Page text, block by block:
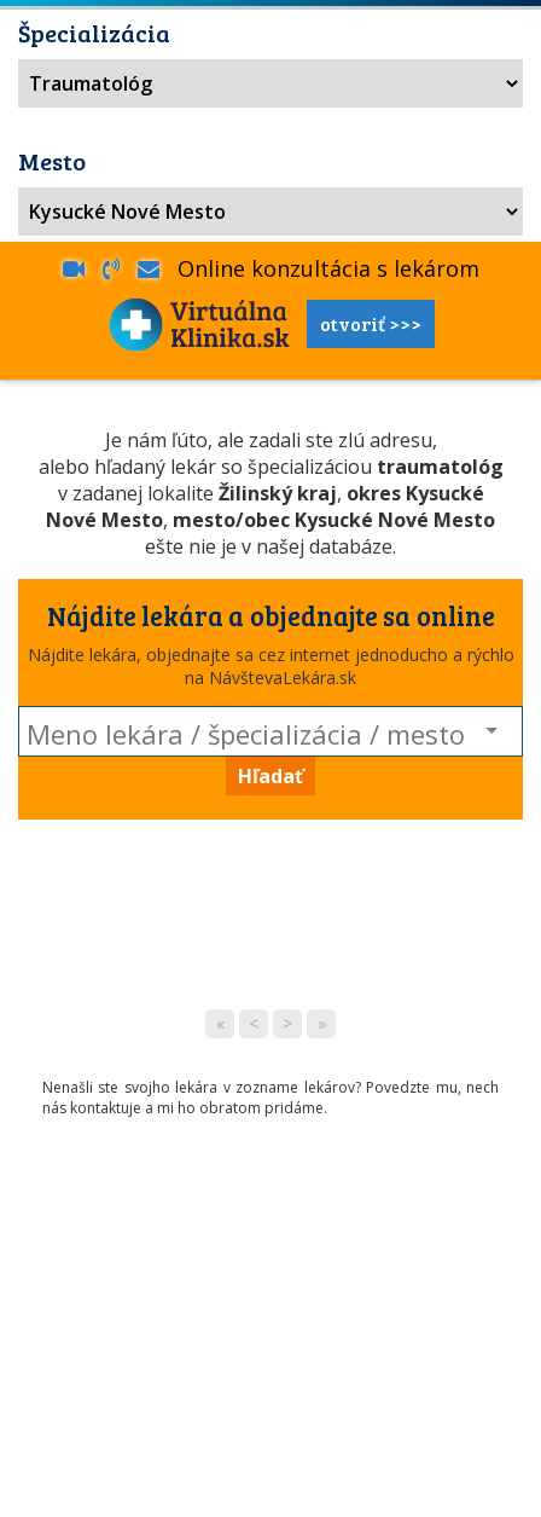
Špecializácia
Mesto
Online konzultácia s lekárom
otvoriť >>>
Je nám ľúto, ale zadali ste zlú adresu,
alebo hľadaný lekár so špecializáciou traumatológ
v zadanej lokalite Žilinský kraj, okres Kysucké
Nové Mesto, mesto/obec Kysucké Nové Mesto
ešte nie je v našej databáze.
Nájdite lekára a objednajte sa online
Nájdite lekára, objednajte sa cez internet jednoducho a rýchlo
na NávštevaLekára.sk
Hľadať
« < > »
Nenašli ste svojho lekára v zozname lekárov? Povedzte mu, nech
nás kontaktuje a mi ho obratom pridáme.